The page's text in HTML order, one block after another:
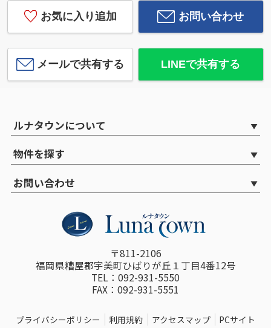
お気に入り追加 お問い合わせ
メールで共有する LINEで共有する
ルナタウンについて
物件を探す
お問い合わせ
〒811-2106
福岡県糟屋郡宇美町ひばりが丘１丁目4番12号
TEL：092-931-5550
FAX：092-931-5551
プライバシーポリシー 利用規約 アクセスマップ PCサイト